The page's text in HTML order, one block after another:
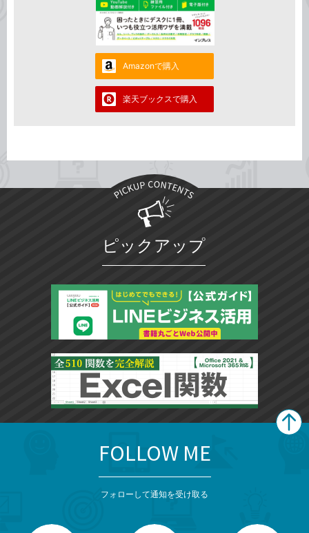
Amazonで購入
楽天ブックスで購入
ピックアップ
FOLLOW ME
フォローして通知を受け取る